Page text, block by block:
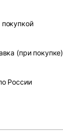
(при покупке)
России